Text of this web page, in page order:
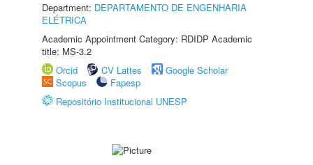
Department: DEPARTAMENTO DE ENGENHARIA
ELÉTRICA
Academic Appointment Category: RDIDP Academic
title: MS-3.2
Orcid
CV Lattes
Google Scholar
Scopus
Fapesp
Repositório Institucional UNESP